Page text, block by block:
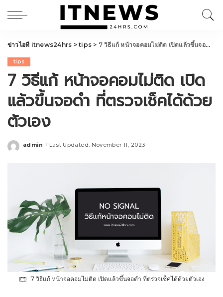
ข่าวไอที itnews24hrs >tips > 7 วิธีแก้ หน้าจอคอมไม่ติด เปิดแล้วขึ้นจอดำ ที่ตรวจเช็คได้ด้วยตัวเอง
tips
7 วิธีแก้ หน้าจอคอมไม่ติด เปิด
แล้วขึ้นจอดำ ที่ตรวจเช็คได้ด้วย
ตัวเอง
Posted
admin Last Updated: November 11, 2023
7 วิธีแก้ หน้าจอคอมไม่ติด เปิดแล้วขึ้นจอดำ ที่ตรวจเช็คได้ด้วยตัวเอง